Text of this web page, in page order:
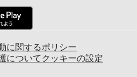
に関するポリシー
について クッキーの設定